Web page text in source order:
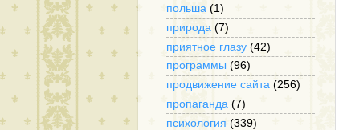
польша (1)
природа (7)
приятное глазу (42)
программы (96)
продвижение сайта (256)
пропаганда (7)
психология (339)